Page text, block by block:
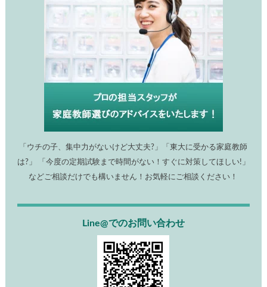
「ウチの子、集中力がないけど大丈夫?」「東大に受かる家庭教師
は?」 「今度の定期試験まで時間がない！すぐに対策してほしい!」
などご相談だけでも構いません！お気軽にご相談ください！
Line@でのお問い合わせ